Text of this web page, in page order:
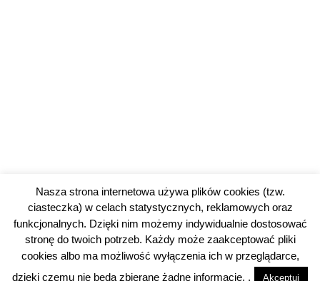
Nasza strona internetowa używa plików cookies (tzw.
ciasteczka) w celach statystycznych, reklamowych oraz
funkcjonalnych. Dzięki nim możemy indywidualnie dostosować
stronę do twoich potrzeb. Każdy może zaakceptować pliki
cookies albo ma możliwość wyłączenia ich w przeglądarce,
dzięki czemu nie będą zbierane żadne informacje. .
Akceptuj